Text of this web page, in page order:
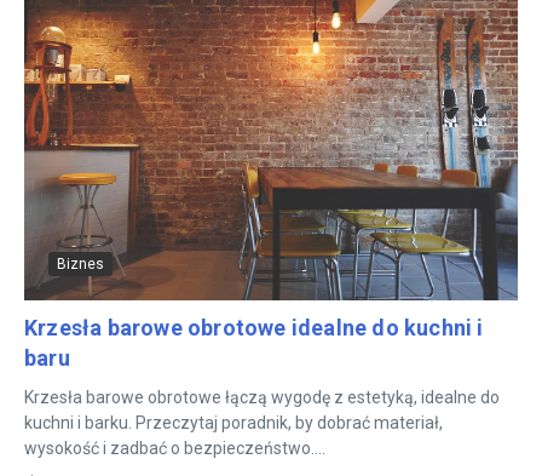
Biznes
Krzesła barowe obrotowe idealne do kuchni i
baru
Krzesła barowe obrotowe łączą wygodę z estetyką, idealne do
kuchni i barku. Przeczytaj poradnik, by dobrać materiał,
wysokość i zadbać o bezpieczeństwo....